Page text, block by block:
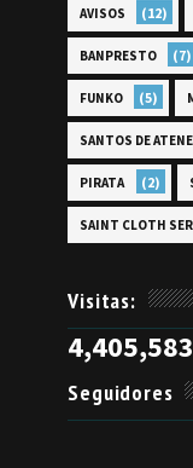
AVISOS (12)
BANPRESTO (7)
FUNKO (5)
SANTOS DE
PIRATA (2)
SAINT CLOTH
Visitas:
4,405,583
Seguidores